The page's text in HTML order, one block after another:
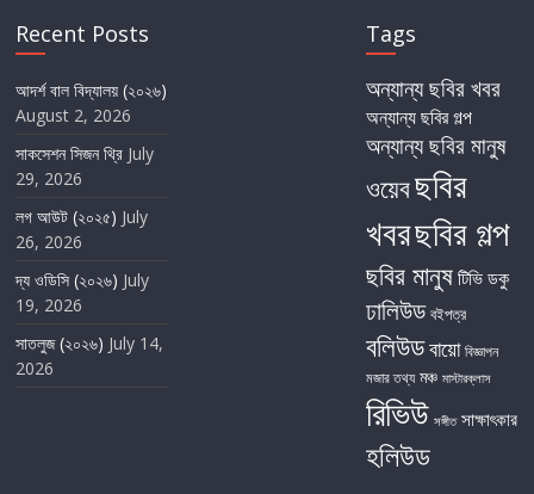
Recent Posts
আদর্শ বাল বিদ্যালয় (২০২৬)
August 2, 2026
সাকসেশন সিজন থ্রি July
29, 2026
লগ আউট (২০২৫) July
26, 2026
দ্য ওডিসি (২০২৬) July
19, 2026
সাতলুজ (২০২৬) July 14,
2026
Tags
অন্যান্য ছবির খবর
অন্যান্য ছবির গল্প
অন্যান্য ছবির মানুষ
ওয়েবছবির
খবরছবির গল্প
ছবির মানুষটিভিডকু
ঢালিউড বইপত্র
বলিউডবায়ো বিজ্ঞাপন
মজার তথ্য মঞ্চ মাস্টারক্লাস
রিভিউ সঙ্গীত সাক্ষাৎকার
হলিউড